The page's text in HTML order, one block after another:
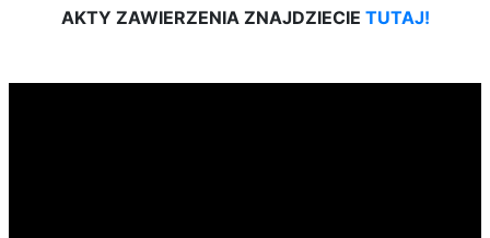
AKTY ZAWIERZENIA ZNAJDZIECIE TUTAJ!